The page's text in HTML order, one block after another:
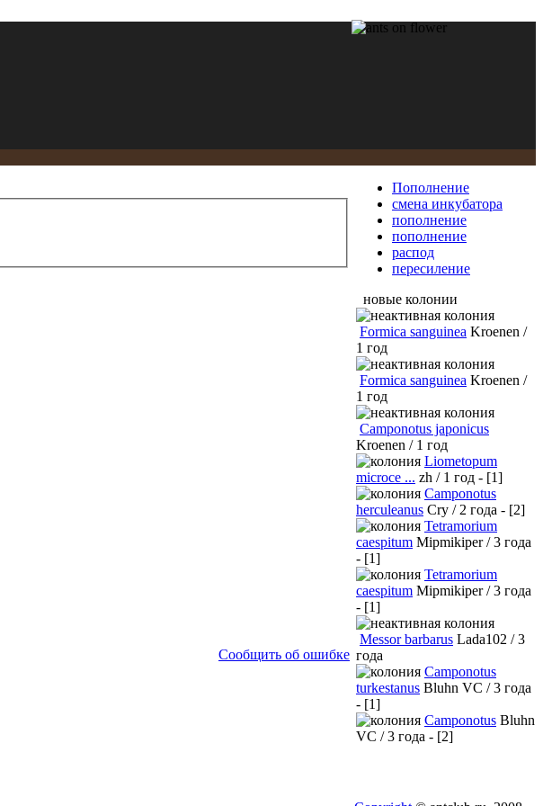
Сообщить об ошибке
Пополнение
смена инкубатора
пополнение
пополнение
распод
пересиление
новые колонии
Formica sanguinea Kroenen /
1 год
Formica sanguinea Kroenen /
1 год
Camponotus japonicus
Kroenen / 1 год
Liometopum
microce ... zh / 1 год - [1]
Camponotus
herculeanus Cry / 2 года - [2]
Tetramorium
caespitum Mipmikiper / 3 года
- [1]
Tetramorium
caespitum Mipmikiper / 3 года
- [1]
Messor barbarus Lada102 / 3
года
Camponotus
turkestanus Bluhn VC / 3 года
- [1]
Camponotus Bluhn
VC / 3 года - [2]